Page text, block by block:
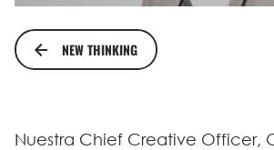
NEW THINKING
Nuestra Chief Creative Officer,